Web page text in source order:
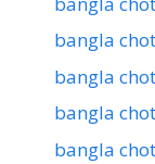
bangla
bangla
bangla
bangla